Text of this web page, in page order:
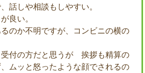
話しや相談もしやすい。
良い。
のか不明ですが、コンビニの横の
付の方だと思うが 挨拶も精算の
ムッと怒ったような顔でされるの